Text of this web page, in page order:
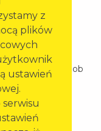
07:00-20:00 Sob
z
plików
ustawień